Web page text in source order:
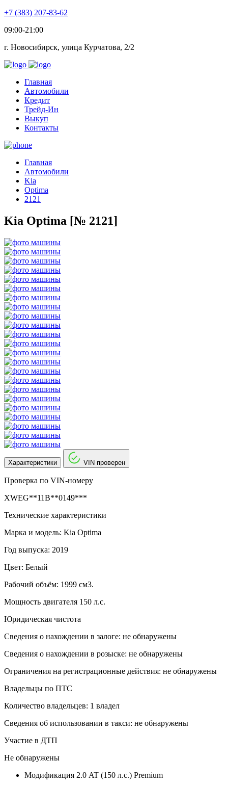
+7 (383) 207-83-62
09:00-21:00
г. Новосибирск, улица Курчатова, 2/2
Главная
Автомобили
Кредит
Трейд-Ин
Выкуп
Контакты
Главная
Автомобили
Kia
Optima
2121
Kia Optima [№ 2121]
Характеристики VIN проверен
Проверка по VIN-номеру
XWEG**11B**0149***
Технические характеристики
Марка и модель: Kia Optima
Год выпуска: 2019
Цвет: Белый
Рабочий объём: 1999 см3.
Мощность двигателя 150 л.с.
Юридическая чистота
Сведения о нахождении в залоге: не обнаружены
Сведения о нахождении в розыске: не обнаружены
Ограничения на регистрационные действия: не обнаружены
Владельцы по ПТС
Количество владельцев: 1 владел
Сведения об использовании в такси: не обнаружены
Участие в ДТП
Не обнаружены
Модификация 2.0 AT (150 л.с.) Premium